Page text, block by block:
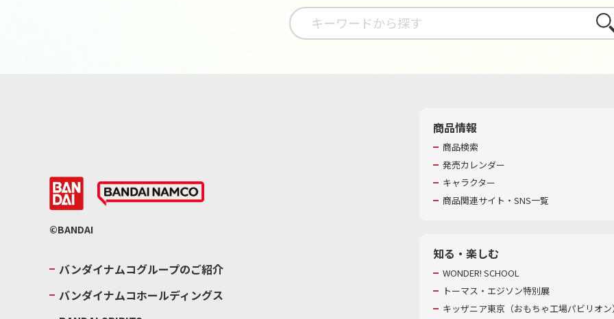
さが
©BANDAI
バンダイナムコグループのご紹介
バンダイナムコホールディングス
商品情報
商品検索
発売カレンダー
キャラクター
商品関連サイト・SNS一覧
知る・楽しむ
WONDER! SCHOOL
トーマス・エジソン特別展
キッザニア東京（おもちゃ工場パビリオ